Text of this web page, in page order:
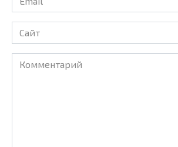
*
Сайт
Комментарий